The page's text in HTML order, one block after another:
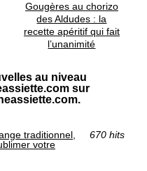
Gougères au chorizo
des Aldudes : la
recette apéritif qui fait
l’unanimité
au niveau
sur
traditionnel,
votre
670 hits